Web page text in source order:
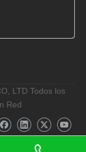
LTD Todos los
Red